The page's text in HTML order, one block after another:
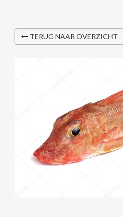
TERUG NAAR OVERZICHT